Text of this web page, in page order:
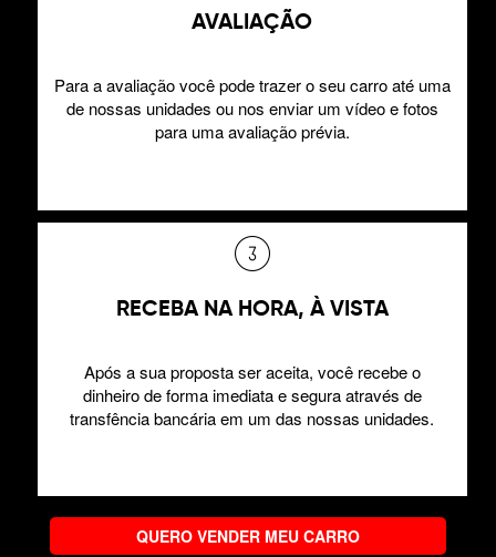
AVALIAÇÃO
Para a avaliação você pode trazer o seu carro até uma
de nossas unidades ou nos enviar um vídeo e fotos
para uma avaliação prévia.
RECEBA NA HORA, À VISTA
Após a sua proposta ser aceita, você recebe o
dinheiro de forma imediata e segura através de
transfência bancária em um das nossas unidades.
QUERO VENDER MEU CARRO